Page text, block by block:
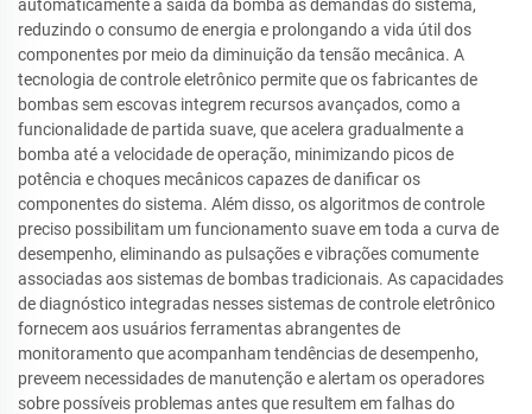
automaticamente a saída da bomba às demandas do sistema,
reduzindo o consumo de energia e prolongando a vida útil dos
componentes por meio da diminuição da tensão mecânica. A
tecnologia de controle eletrônico permite que os fabricantes de
bombas sem escovas integrem recursos avançados, como a
funcionalidade de partida suave, que acelera gradualmente a
bomba até a velocidade de operação, minimizando picos de
potência e choques mecânicos capazes de danificar os
componentes do sistema. Além disso, os algoritmos de controle
preciso possibilitam um funcionamento suave em toda a curva de
desempenho, eliminando as pulsações e vibrações comumente
associadas aos sistemas de bombas tradicionais. As capacidades
de diagnóstico integradas nesses sistemas de controle eletrônico
fornecem aos usuários ferramentas abrangentes de
monitoramento que acompanham tendências de desempenho,
preveem necessidades de manutenção e alertam os operadores
sobre possíveis problemas antes que resultem em falhas do